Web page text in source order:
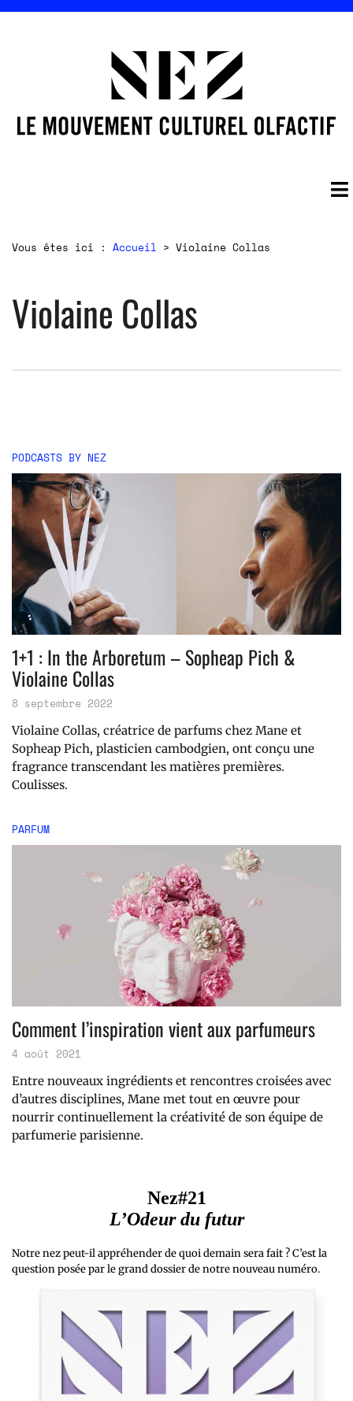
Vous êtes ici : Accueil > Violaine Collas
Violaine Collas
PODCASTS BY NEZ
1+1 : In the Arboretum – Sopheap Pich &
Violaine Collas
8 septembre 2022
Violaine Collas, créatrice de parfums chez Mane et
Sopheap Pich, plasticien cambodgien, ont conçu une
fragrance transcendant les matières premières.
Coulisses.
PARFUM
Comment l’inspiration vient aux parfumeurs
4 août 2021
Entre nouveaux ingrédients et rencontres croisées avec
d’autres disciplines, Mane met tout en œuvre pour
nourrir continuellement la créativité de son équipe de
parfumerie parisienne.
Nez#21
L’Odeur du futur
Notre nez peut-il appréhender de quoi demain sera fait ? C’est la
question posée par le grand dossier de notre nouveau numéro.